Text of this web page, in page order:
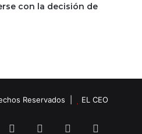
con la decisión de
Reservados | EL CEO
YouTubeInstagramSpotify